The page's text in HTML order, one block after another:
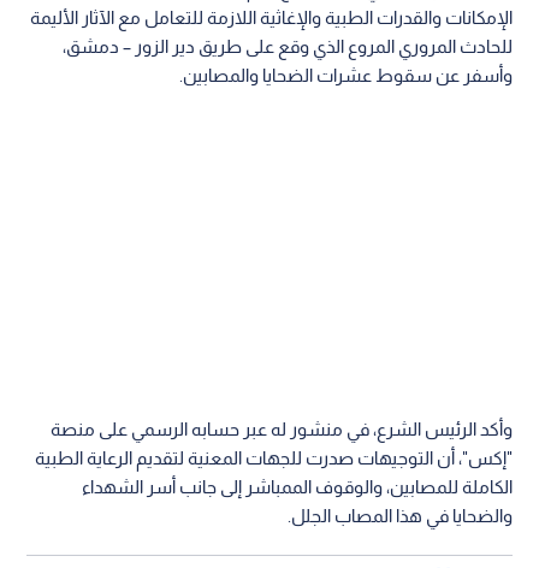
الإمكانات والقدرات الطبية والإغاثية اللازمة للتعامل مع الآثار الأليمة
للحادث المروري المروع الذي وقع على طريق دير الزور – دمشق،
وأسفر عن سقوط عشرات الضحايا والمصابين.
وأكد الرئيس الشرع، في منشور له عبر حسابه الرسمي على منصة
"إكس"، أن التوجيهات صدرت للجهات المعنية لتقديم الرعاية الطبية
الكاملة للمصابين، والوقوف الممباشر إلى جانب أسر الشهداء
والضحايا في هذا المصاب الجلل.